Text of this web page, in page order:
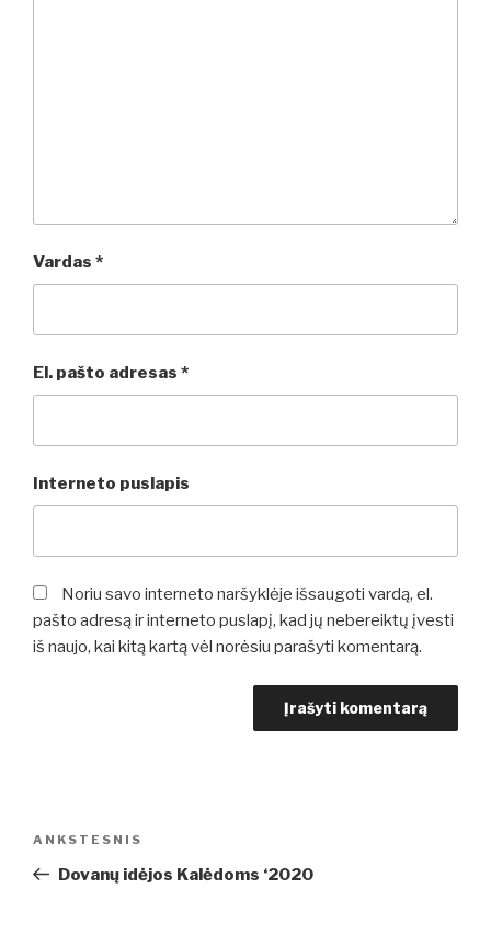
Vardas *
El. pašto adresas *
Interneto puslapis
Noriu savo interneto naršyklėje išsaugoti vardą, el.
pašto adresą ir interneto puslapį, kad jų nebereiktų įvesti
iš naujo, kai kitą kartą vėl norėsiu parašyti komentarą.
įrašų
Ankstesnis
įrašas
ANKSTESNIS
Dovanų idėjos Kalėdoms ‘2020